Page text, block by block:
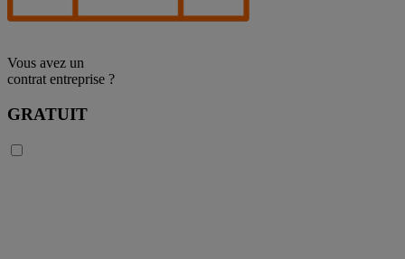
Vous avez un
contrat entreprise ?
GRATUIT